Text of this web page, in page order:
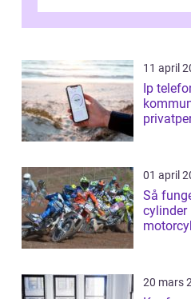
11 april
Ip telefoni
01 april
Så
cylinder
20 mars